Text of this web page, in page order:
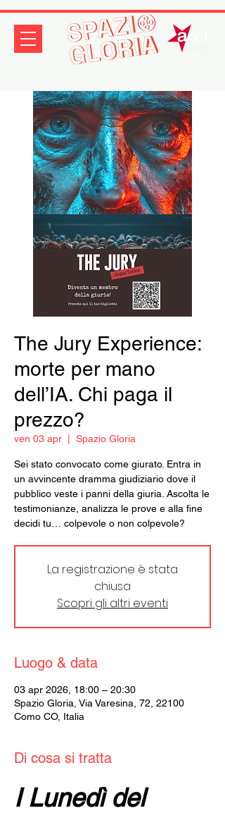
The Jury Experience:
morte per mano
dell’IA. Chi paga il
prezzo?
ven 03 apr Spazio Gloria
Sei stato convocato come giurato. Entra in
un avvincente dramma giudiziario dove il
pubblico veste i panni della giuria. Ascolta le
testimonianze, analizza le prove e alla fine
decidi tu… colpevole o non colpevole?
La registrazione è stata
chiusa
Scopri gli altri eventi
Luogo & data
03 apr 2026, 18:00 – 20:30
Spazio Gloria, Via Varesina, 72, 22100
Como CO, Italia
Di cosa si tratta
I Lunedì del